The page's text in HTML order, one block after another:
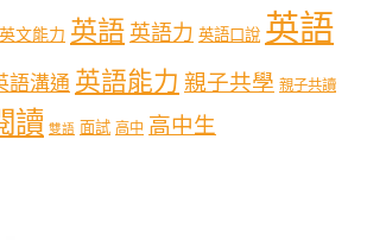
英文能力 英語 英語力 英語口說 英語
語溝通 英語能力 親子共學 親子共讀
讀 雙語 面試 高中 高中生